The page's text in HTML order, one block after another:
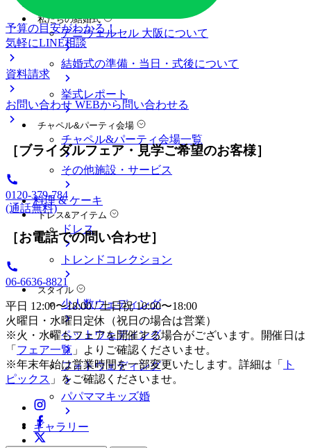
私たちの結婚式
アニヴェルセル 大阪について
結婚式の準備・当日・式後について
挙式レポート
チャペル&パーティ会場
チャペル&パーティ会場一覧
その他施設・サービス
料理 & ケーキ
ドレス&アイテム
ドレス
トレンドコレクション
スタイル
少人数ウェディング
ペットウェディング
フォトウェディング
パパママキッズ婚
ギャラリー
予算の目安がわかる！
気軽にLINE相談
資料請求
お問い合わせ WEBから問い合わせる
［ブライダルフェア・見学ご希望のお客様］
0120-379-784
(通話無料)
［お電話での問い合わせ］
06-6636-8821
平日 12:00〜18:00 / 土日祝 10:00〜18:00
火曜日・水曜日定休（祝日の場合は営業）
※火・水曜もフェアを開催する場合がございます。開催日は
「 フェア一覧 」よりご確認くださいませ。
※年末年始は営業時間を一部変更いたします。詳細は「
ト
ピックス 」をご確認くださいませ。